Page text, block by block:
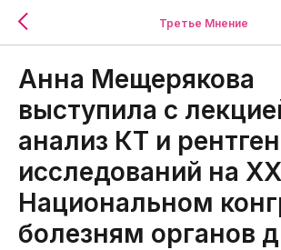
Третье Мнение
Анна Мещерякова
выступила с
анализ КТ и
исследований на
Национальном
болезням органов